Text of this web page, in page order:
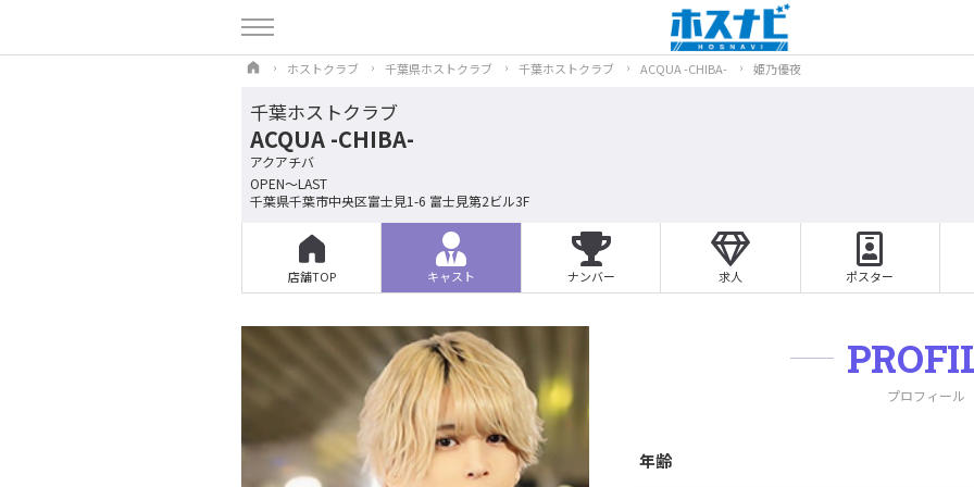
ホストクラブ 千葉県ホストクラブ 千葉ホストクラブ ACQUA -CHIBA- 姫乃優夜
千葉ホストクラブ
ACQUA -CHIBA-
アクアチバ
OPEN～LAST
千葉県千葉市中央区富士見1-6 富士見第2ビル3F
店舗TOP キャスト ナンバー 求人 ポスター
プロフィール
年齢